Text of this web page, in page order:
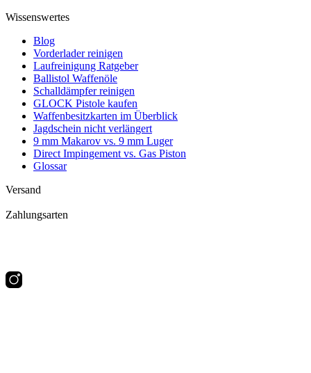
Wissenswertes
Blog
Vorderlader reinigen
Laufreinigung Ratgeber
Ballistol Waffenöle
Schalldämpfer reinigen
GLOCK Pistole kaufen
Waffenbesitzkarten im Überblick
Jagdschein nicht verlängert
9 mm Makarov vs. 9 mm Luger
Direct Impingement vs. Gas Piston
Glossar
Versand
Zahlungsarten